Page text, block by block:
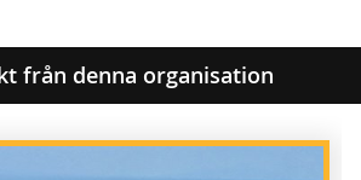
från denna organisation